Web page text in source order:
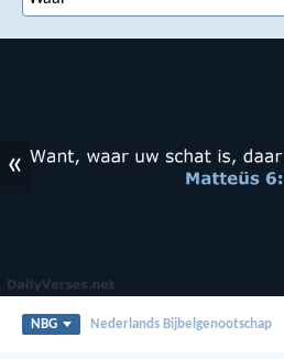
«
NBG Nederlands Bijbelgenootschap